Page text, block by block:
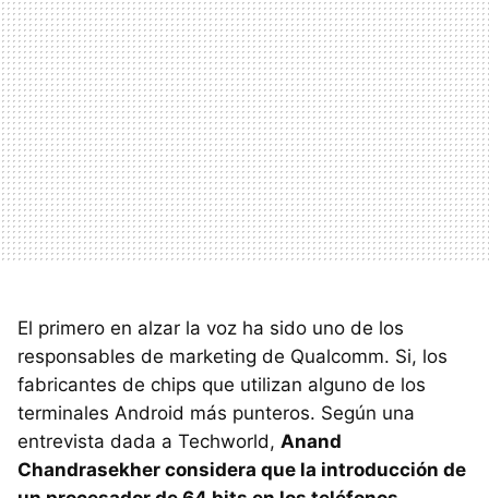
El primero en alzar la voz ha sido uno de los
responsables de marketing de Qualcomm. Si, los
fabricantes de chips que utilizan alguno de los
terminales Android más punteros. Según una
entrevista dada a Techworld, Anand
Chandrasekher considera que la introducción de